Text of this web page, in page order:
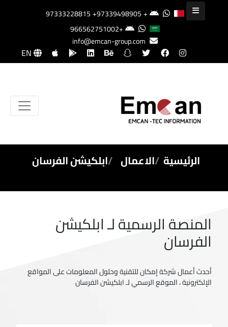
+97333228815
+97339498905
+966562751002
info@emcan-group.com
EN
الرئيسية الاعمال ابلكيشن الفرسان
المنصة الرسمية لـ ابلكيشن
الفرسان
أحدث أعمال شركة إمكان للتقنية وحلول المعلومات على المواقع
الإلكترونية ، الموقع الرسمي لـ ابلكيشن الفرسان